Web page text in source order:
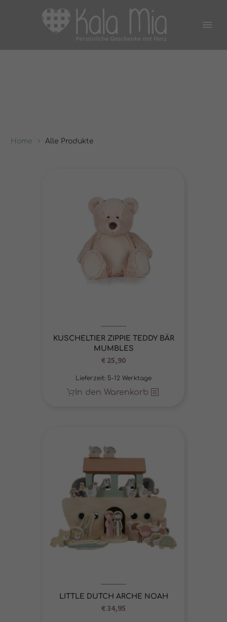
Home Alle Produkte
KUSCHELTIER ZIPPIE TEDDY BÄR
MUMBLES
€ 25,90
Lieferzeit: 5-12 Werktage
In den Warenkorb
LITTLE DUTCH ARCHE NOAH
€34,95